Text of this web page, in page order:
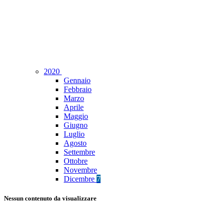
2020
Gennaio
Febbraio
Marzo
Aprile
Maggio
Giugno
Luglio
Agosto
Settembre
Ottobre
Novembre
Dicembre 7
Nessun contenuto da visualizzare